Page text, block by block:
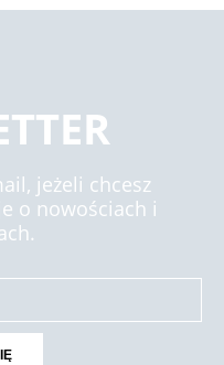
jeżeli chcesz
o nowościach i